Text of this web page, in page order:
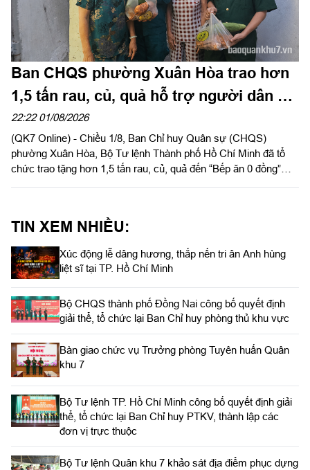
Ban CHQS phường Xuân Hòa trao hơn
1,5 tấn rau, củ, quả hỗ trợ người dân có
hoàn cảnh khó khăn
22:22 01/08/2026
(QK7 Online) - Chiều 1/8, Ban Chỉ huy Quân sự (CHQS)
phường Xuân Hòa, Bộ Tư lệnh Thành phố Hồ Chí Minh đã tổ
chức trao tặng hơn 1,5 tấn rau, củ, quả đến “Bếp ăn 0 đồng”
TIN XEM NHIỀU:
Xúc động lễ dâng hương, thắp nến tri ân Anh hùng
liệt sĩ tại TP. Hồ Chí Minh
Bộ CHQS thành phố Đồng Nai công bố quyết định
giải thể, tổ chức lại Ban Chỉ huy phòng thủ khu vực
Bàn giao chức vụ Trưởng phòng Tuyên huấn Quân
khu 7
Bộ Tư lệnh TP. Hồ Chí Minh công bố quyết định giải
thể, tổ chức lại Ban Chỉ huy PTKV, thành lập các
đơn vị trực thuộc
Bộ Tư lệnh Quân khu 7 khảo sát địa điểm phục dựng